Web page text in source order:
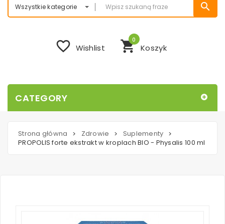
Wszystkie kategorie search
shopping_cart Koszyk
0
favorite_border Wishlist
CATEGORY
Strona główna > Zdrowie > Suplementy >
PROPOLIS forte ekstrakt w kroplach BIO - Physalis 100 ml